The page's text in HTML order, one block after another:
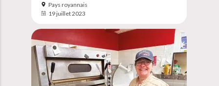
Pays royannais
19 juillet 2023